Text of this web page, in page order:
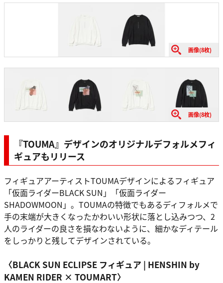
画像(8枚)
画像(8枚)
『TOUMA』デザインのオリジナルデフォルメフィ
ギュアもリリース
フィギュアアーティストTOUMAデザインによるフィギュア
「仮面ライダーBLACK SUN」「仮面ライダー
SHADOWMOON」。TOUMAの特徴でもあるディフォルメで
手の末端が大きくなったかわいい形状に落とし込みつつ、2
人のライダーの良さを損なわないように、細かなディテール
をしっかりと残してデザインされている。
〈BLACK SUN ECLIPSE フィギュア | HENSHIN by
KAMEN RIDER × TOUMART〉